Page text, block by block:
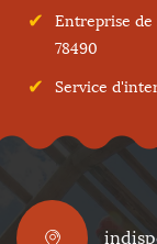
Entreprise de
78490
Service